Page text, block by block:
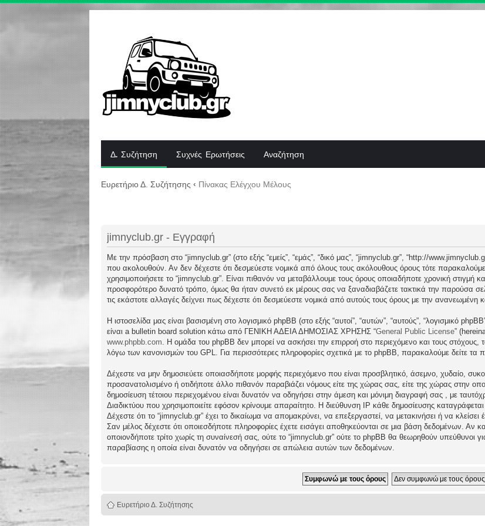
Δ. Συζήτηση Συχνές Ερωτήσεις Αναζήτηση
Ευρετήριο Δ. Συζήτησης ‹ Πίνακας Ελέγχου Μέλους
jimnyclub.gr - Εγγραφή
Με την πρόσβαση στο “jimnyclub.gr” (στο εξής “εμείς”, “εμάς”, “δικό μας”, “jimnyclub.gr”, “http://
που ακολουθούν. Αν δεν δέχεστε ότι δεσμεύεστε νομικά από όλους τους ακόλουθους όρους τότε
χρησιμοποιήσετε το “jimnyclub.gr”. Είναι πιθανόν να μεταβάλλουμε τους όρους οποιαδήποτε χρονική στιγμή
προσφορότερο δυνατό τρόπο, όμως θα ήταν συνετό εκ μέρους σας να ξαναδιαβάζετε τακτικά την παρούσα
τις εκάστοτε αλλαγές δείχνει πως δέχεστε ότι δεσμεύεστε νομικά από αυτούς τους όρους με την
Η ιστοσελίδα μας είναι βασισμένη στο λογισμικό phpBB (στο εξής “αυτοί”, “αυτών”, “αυτούς”, “λογισμικό
είναι a bulletin board solution κάτω από ΓΕΝΙΚΗ ΑΔΕΙΑ ΔΗΜΟΣΙΑΣ ΧΡΗΣΗΣ “General Public License”
www.phpbb.com. Η ομάδα του phpBB δεν μπορεί να ασκήσει την επιρροή στο περιεχόμενο και τους στόχους,
λόγω των κανονισμών του GPL. Για περισσότερες πληροφορίες σχετικά με το phpBB, παρακαλούμε δείτε τα
Δέχεστε να μην δημοσιεύετε οποιασδήποτε μορφής περιεχόμενο που είναι προσβλητικό, άσεμνο, χυδαίο,
προσανατολισμένο ή οτιδήποτε άλλο πιθανόν παραβιάζει νόμους είτε της χώρας σας, είτε της χώρας στην
δημοσίευση τέτοιου περιεχομένου είναι δυνατόν να οδηγήσει στην άμεση και μόνιμη διαγραφή σας , με
Διαδικτύου που χρησιμοποιείτε εφόσον κρίνουμε απαραίτητο. Η διεύθυνση IP κάθε δημοσίευσης
Δέχεστε ότι το “jimnyclub.gr” έχει το δικαίωμα να απομακρύνει, να επεξεργαστεί, να μετακινήσει ή να
Σαν μέλος δέχεστε ότι οποιεσδήποτε πληροφορίες έχετε εισάγει αποθηκεύονται σε μια βάση δεδομένων. Αν
οποιονδήποτε τρίτο χωρίς τη συναίνεσή σας, ούτε το “jimnyclub.gr” ούτε το phpBB θα θεωρηθούν υπεύθυνοι
παραβίασης η οποία είναι δυνατόν να οδηγήσει σε απώλεια αυτών των δεδομένων.
Ευρετήριο Δ. Συζήτησης